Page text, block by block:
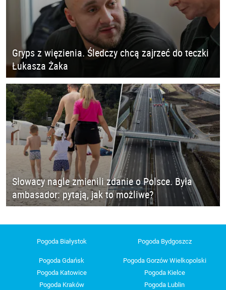
Gryps z więzienia. Śledczy chcą zajrzeć do teczki
Łukasza Żaka
Słowacy nagle zmienili zdanie o Polsce. Była
ambasador: pytają, jak to możliwe?
Pogoda Białystok Pogoda Bydgoszcz
Pogoda Gdańsk
Pogoda Gorzów Wielkopolski
Pogoda Katowice
Pogoda Kielce
Pogoda Kraków
Pogoda Lublin